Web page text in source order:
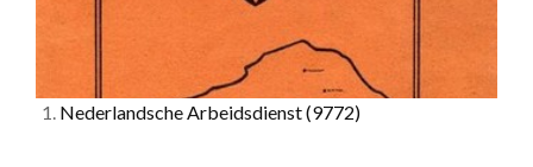
1. Nederlandsche Arbeidsdienst(9772)